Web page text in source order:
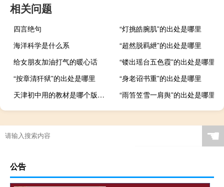
相关问题
四言绝句
“灯挑皓腕肌”的出处是哪里
海洋科学是什么系
“超然脱羁紲”的出处是哪里
给女朋友加油打气的暖心话
“镂出瑶台五色霞”的出处是哪里
“按章清犴狱”的出处是哪里
“身老诏书重”的出处是哪里
天津初中用的教材是哪个版本的
“雨笞笠雪一肩舆”的出处是哪里
☚
公告